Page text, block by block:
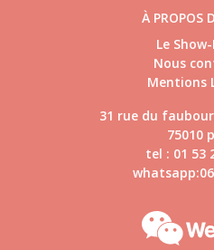
À PROPOS
Le
Nous
Mentions
31 rue du
75010
tel : 01 53